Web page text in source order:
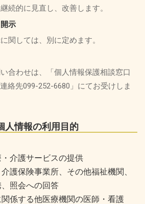
続的に見直し、改善します。
示
関しては、別に定めます。
合わせは、「個人情報保護相談窓口
絡先099-252-6680」にてお受けしま
人情報の利用目的
介護サービスの提供
護保険事業所、その他福祉機関、
照会への回答
係する他医療機関の医師・看護